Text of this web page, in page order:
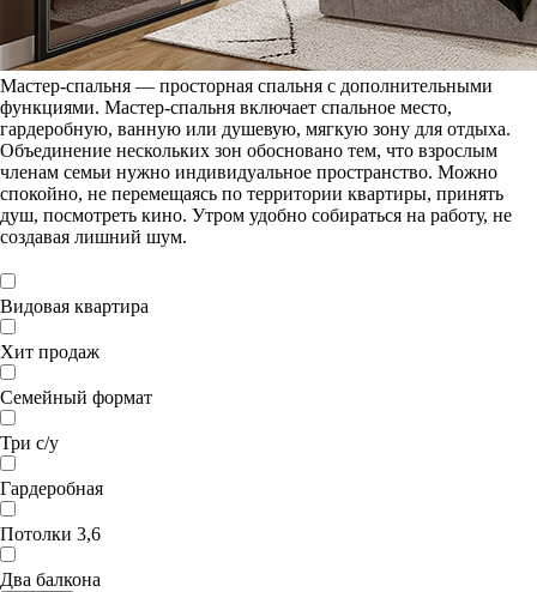
Мастер-спальня — просторная спальня с дополнительными
функциями. Мастер-спальня включает спальное место,
гардеробную, ванную или душевую, мягкую зону для отдыха.
Объединение нескольких зон обосновано тем, что взрослым
членам семьи нужно индивидуальное пространство. Можно
спокойно, не перемещаясь по территории квартиры, принять
душ, посмотреть кино. Утром удобно собираться на работу, не
создавая лишний шум.
Видовая квартира
Хит продаж
Семейный формат
Три с/у
Гардеробная
Потолки 3,6
Два балкона